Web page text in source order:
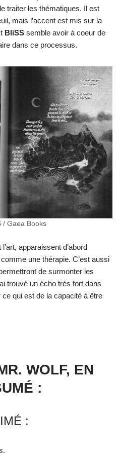
traiter les thématiques. Il est
mais l’accent est mis sur la
BliSS semble avoir à coeur de
dans ce processus.
/ Gaea Books
apparaissent d’abord
une thérapie. C’est aussi
de surmonter les
trouvé un écho très fort dans
qui est de la capacité à être
WOLF, EN
:
: